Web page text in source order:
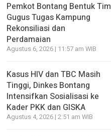
Pemkot Bontang Bentuk Tim
Gugus Tugas Kampung
Rekonsiliasi dan
Perdamaian
Agustus 6, 2026 | 11:57 am WIB
Kasus HIV dan TBC Masih
Tinggi, Dinkes Bontang
Intensifkan Sosialisasi ke
Kader PKK dan GISKA
Agustus 4, 2026 | 2:51 am WIB